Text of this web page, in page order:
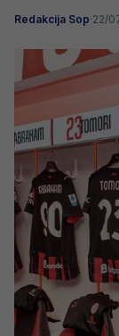
Redakcija Sop·22/